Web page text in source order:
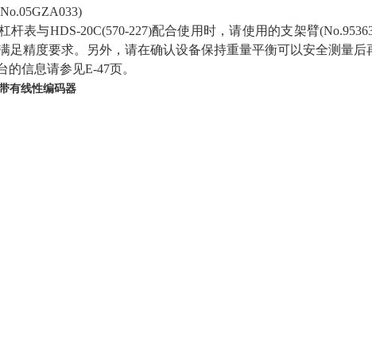
杆表与HDS-20C(570-227)配合使用时，请使用的支架臂
足精度要求。另外，请在确认设备保持重量平衡可以安全测量后
信息请参见E-47页。
有线性编码器